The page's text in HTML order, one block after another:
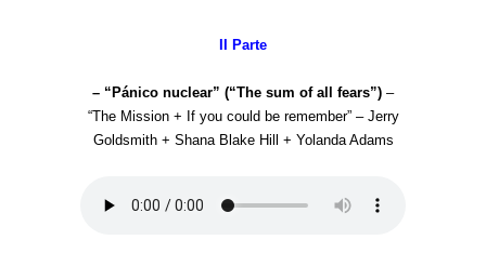
II Parte
– “Pánico nuclear” (“The sum of all fears”) –
“The Mission + If you could be remember” – Jerry
Goldsmith + Shana Blake Hill + Yolanda Adams